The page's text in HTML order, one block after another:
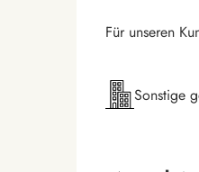
Sonstige
Für unseren